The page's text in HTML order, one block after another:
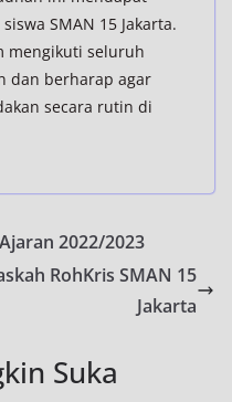
SMAN 15 Jakarta.
mengikuti seluruh
dan berharap agar
secara rutin di
2022/2023
RohKris SMAN 15
Jakarta
Suka